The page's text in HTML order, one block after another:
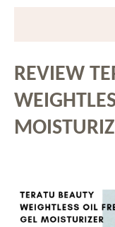
REVIEW